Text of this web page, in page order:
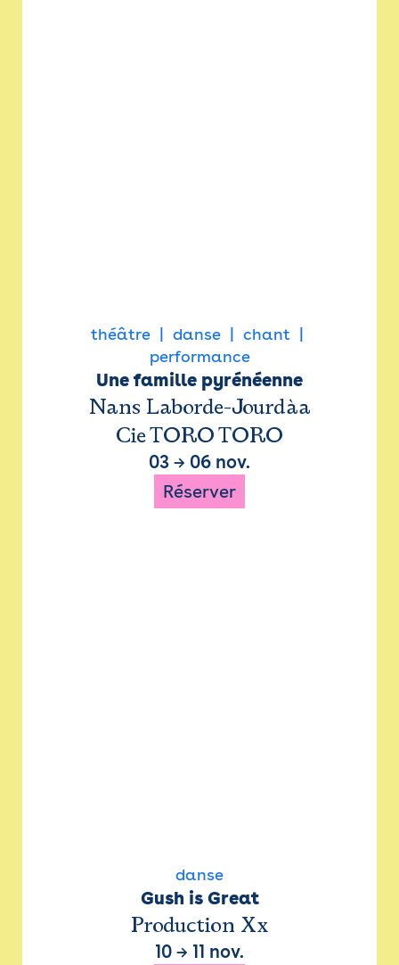
théâtre danse
chant
performance
Une famille pyrénéenne
Nans Laborde-Jourdàa
Cie TORO TORO
03 → 06 nov.
Réserver
danse
Gush is Great
Production Xx
10 → 11 nov.